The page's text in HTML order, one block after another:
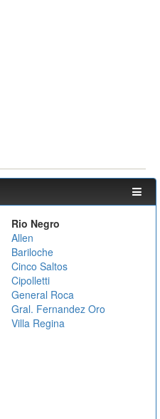
Rio Negro
Allen
Bariloche
Cinco Saltos
Cipolletti
General Roca
Gral. Fernandez Oro
Villa Regina